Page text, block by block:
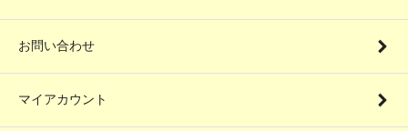
お問い合わせ
マイアカウント